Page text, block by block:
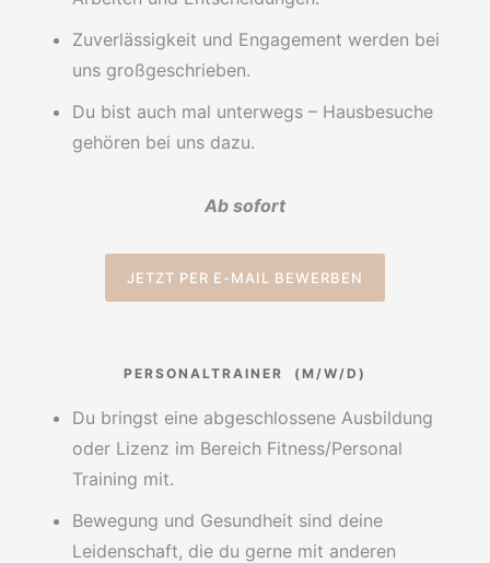
Zuverlässigkeit und Engagement werden bei
uns großgeschrieben.
Du bist auch mal unterwegs – Hausbesuche
gehören bei uns dazu.
Ab sofort
JETZT PER E-MAIL BEWERBEN
PERSONALTRAINER (M/W/D)
Du bringst eine abgeschlossene Ausbildung
oder Lizenz im Bereich Fitness/Personal
Training mit.
Bewegung und Gesundheit sind deine
Leidenschaft, die du gerne mit anderen